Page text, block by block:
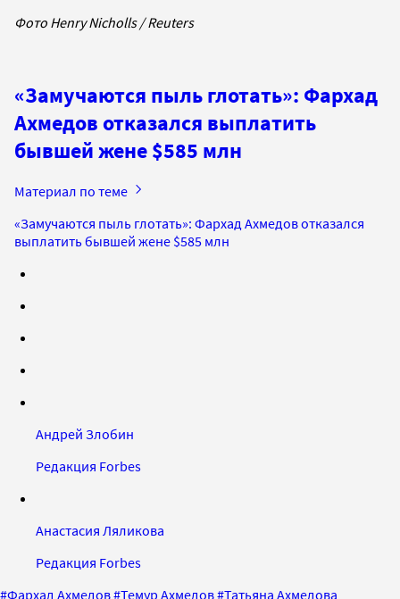
Фото Henry Nicholls / Reuters
«Замучаются пыль глотать»: Фархад
Ахмедов отказался выплатить
бывшей жене $585 млн
Материал по теме
«Замучаются пыль глотать»: Фархад Ахмедов отказался
выплатить бывшей жене $585 млн
Андрей Злобин
Редакция Forbes
Анастасия Ляликова
Редакция Forbes
#Фархад Ахмедов#Темур Ахмедов#Татьяна Ахмедова